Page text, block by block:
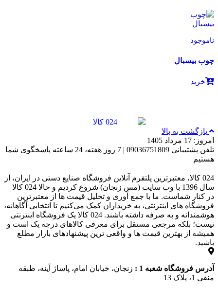
ناموجود
چوب بیسبال
خرید
بازگشت به بالا
امروز: 17 مرداد 1405
تلفن پشتیبانی 09036751809 | 7 روز هفته، 24 ساعته پاسخگوی شما
هستیم
024 کالا، معتبرترین پلتفرم آنلاین فروشگاه صنایع دستی در ایران، از
سال 1396 با وب سایت (مس زنجان) شروع کردیم و حالا 024 کالا
در کنار شماست. ما با جمع‌ آوری و تحلیل قیمت‌ ها از معتبرترین
فروشگاه‌ های اینترنتی، به خریداران کمک می‌کنیم تا انتخابی آگاهانه،
هوشمندانه و به‌ صرفه داشته باشند. 024 کالا یک فروشگاه اینترنتی
نیست؛ بلکه مرجعی مستقل برای معرفی کالاهای درجه یک است و
همیشه از بهترین قیمت‌ ها و واقعی‌ ترین پیشنهادهای بازار مطلع
باشید.
آدرس فروشگاه شعبه 1 :
زنجان، خیابان امام، پاساژ آینه، طبقه
منفی 1، پلاک 13